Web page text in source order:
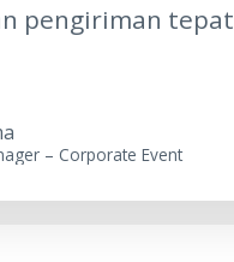
pengiriman tepat
– Corporate Event